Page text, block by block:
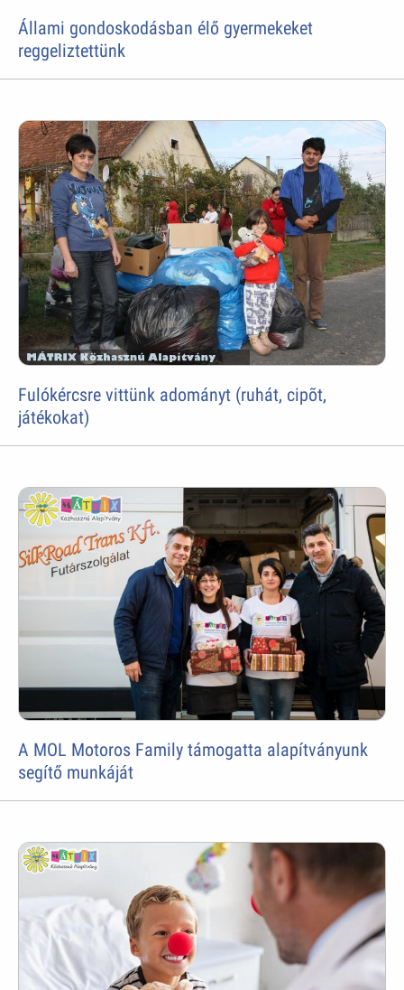
Állami gondoskodásban élő gyermekeket
reggeliztettünk
Fulókércsre vittünk adományt (ruhát, cipõt,
játékokat)
A MOL Motoros Family támogatta alapítványunk
segítő munkáját